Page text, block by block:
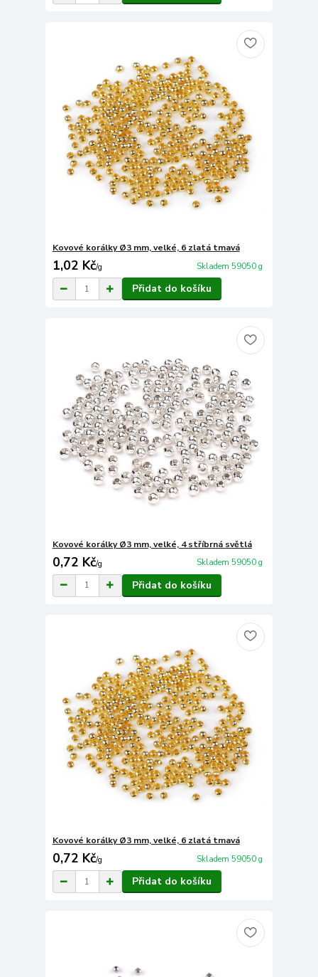
Kovové korálky Ø3 mm, velké, 6 zlatá tmavá
1,02 Kč/g Skladem 59050 g
Přidat do košíku
Kovové korálky Ø3 mm, velké, 4 stříbrná světlá
0,72 Kč/g Skladem 59050 g
Přidat do košíku
Kovové korálky Ø3 mm, velké, 6 zlatá tmavá
0,72 Kč/g Skladem 59050 g
Přidat do košíku